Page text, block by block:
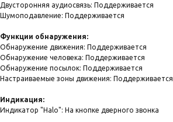
Двусторонняя аудиосвязь: Поддерживается
Шумоподавление: Поддерживается
Функции обнаружения:
Обнаружение движения: Поддерживается
Обнаружение человека: Поддерживается
Обнаружение посылок: Поддерживается
Настраиваемые зоны движения: Поддерживается
Индикация:
Индикатор "Halo": На кнопке дверного звонка